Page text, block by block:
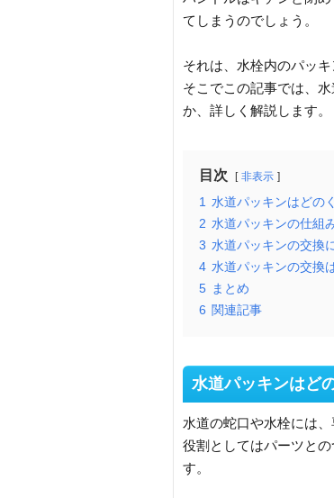
てしまうのでしょう。
それは、水栓内のパッ
そこでこの記事では、
か、詳しく解説します。
目次 非表示
1 水道パッキンはどの
2 水道パッキンの仕組
3 水道パッキンの交換
4 水道パッキンの交換
5 まとめ
6 関連記事
水道パッキンはど
水道の蛇口や水栓には
役割としてはパーツと
す。